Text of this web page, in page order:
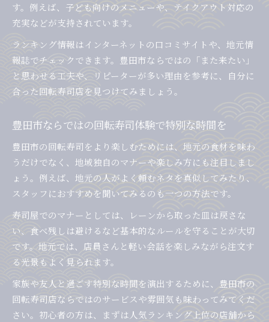
す。例えば、子ども向けのメニューや、テイクアウト対応の
充実などが支持されています。
ランキング情報はインターネットの口コミサイトや、地元情
報誌でチェックできます。豊田市ならではの「また来たい」
と思わせる工夫や、リピーターが多い理由を参考に、自分に
合った回転寿司店を見つけてみましょう。
豊田市ならではの回転寿司体験で特別な時間を
豊田市の回転寿司をより楽しむためには、地元の食材を味わ
うだけでなく、地域独自のマナーや楽しみ方にも注目しまし
ょう。例えば、地元の人がよく頼むネタを真似してみたり、
スタッフにおすすめを聞いてみるのも一つの方法です。
寿司屋でのマナーとしては、レーンから取った皿は戻さな
い、食べ残しは避けるなど基本的なルールを守ることが大切
です。地元では、店員さんと軽い会話を楽しみながら注文す
る光景もよく見られます。
家族や友人と過ごす特別な時間を演出するために、豊田市の
回転寿司店ならではのサービスや雰囲気も味わってみてくだ
さい。初心者の方は、まずは人気ランキング上位の店舗から